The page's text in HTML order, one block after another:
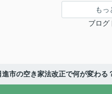
もっ
ブログ
進市の空き家法改正で何が変わる